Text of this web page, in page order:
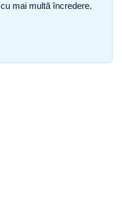
mai multă încredere.